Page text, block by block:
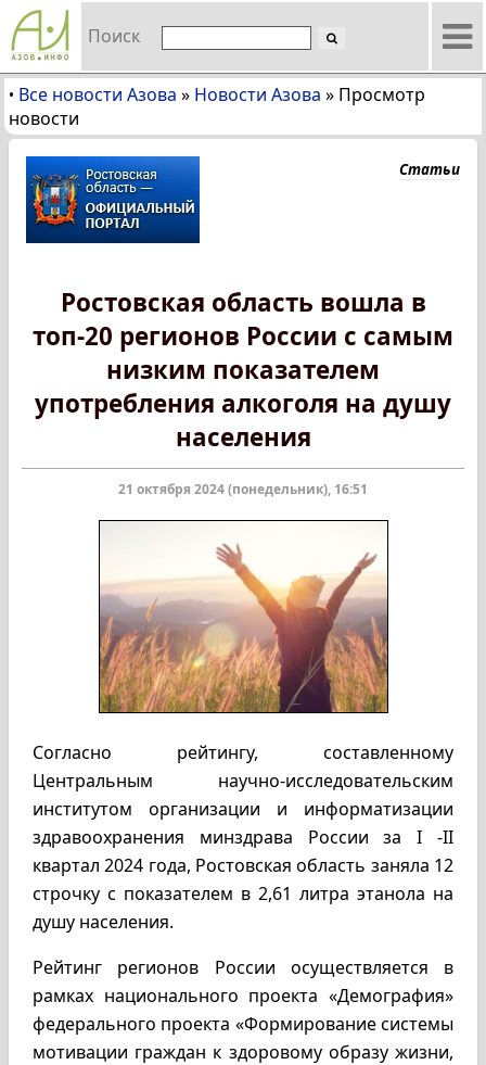
Поиск
• Все новости Азова » Новости Азова » Просмотр
новости
Статьи
Ростовская область вошла в
топ-20 регионов России с самым
низким показателем
употребления алкоголя на душу
населения
21 октября 2024 (понедельник), 16:51
Согласно рейтингу, составленному
Центральным научно-исследовательским
институтом организации и информатизации
здравоохранения минздрава России за I -II
квартал 2024 года, Ростовская область заняла 12
строчку с показателем в 2,61 литра этанола на
душу населения.
Рейтинг регионов России осуществляется в
рамках национального проекта «Демография»
федерального проекта «Формирование системы
мотивации граждан к здоровому образу жизни,